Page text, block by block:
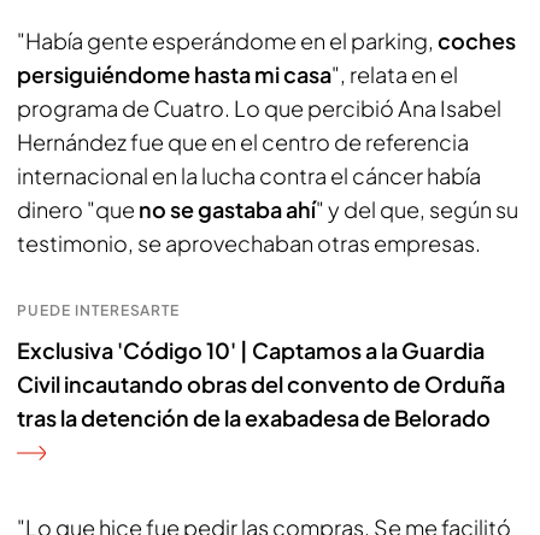
"Había gente esperándome en el parking, coches
persiguiéndome hasta mi casa", relata en el
programa de Cuatro. Lo que percibió Ana Isabel
Hernández fue que en el centro de referencia
internacional en la lucha contra el cáncer había
dinero "que no se gastaba ahí" y del que, según su
testimonio, se aprovechaban otras empresas.
PUEDE INTERESARTE
Exclusiva 'Código 10' | Captamos a la Guardia
Civil incautando obras del convento de Orduña
tras la detención de la exabadesa de Belorado
"Lo que hice fue pedir las compras. Se me facilitó